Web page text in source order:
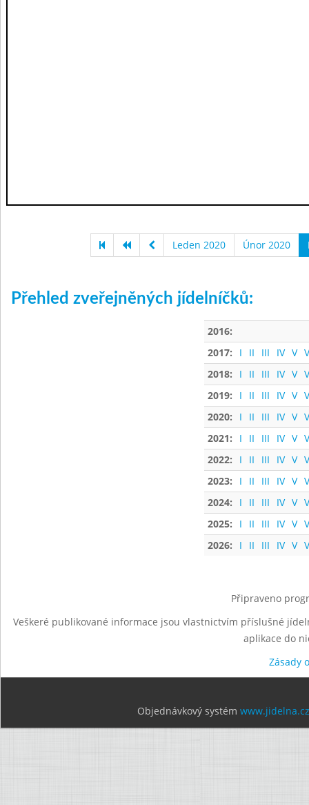
Leden 2020 Únor 2020
Přehled zveřejněných jídelníčků:
2016:
2017:
I II III IV V
2018:
I II III IV V
2019:
I II III IV V
2020:
I II III IV V
2021:
I II III IV V
2022:
I II III IV V
2023:
I II III IV V
2024:
I II III IV V
2025:
I II III IV V
2026:
I II III IV V
Připraveno
Veškeré publikované informace jsou vlastnictvím příslušné
aplikace do
Zásady
Objednávkový systém www.jidelna.cz